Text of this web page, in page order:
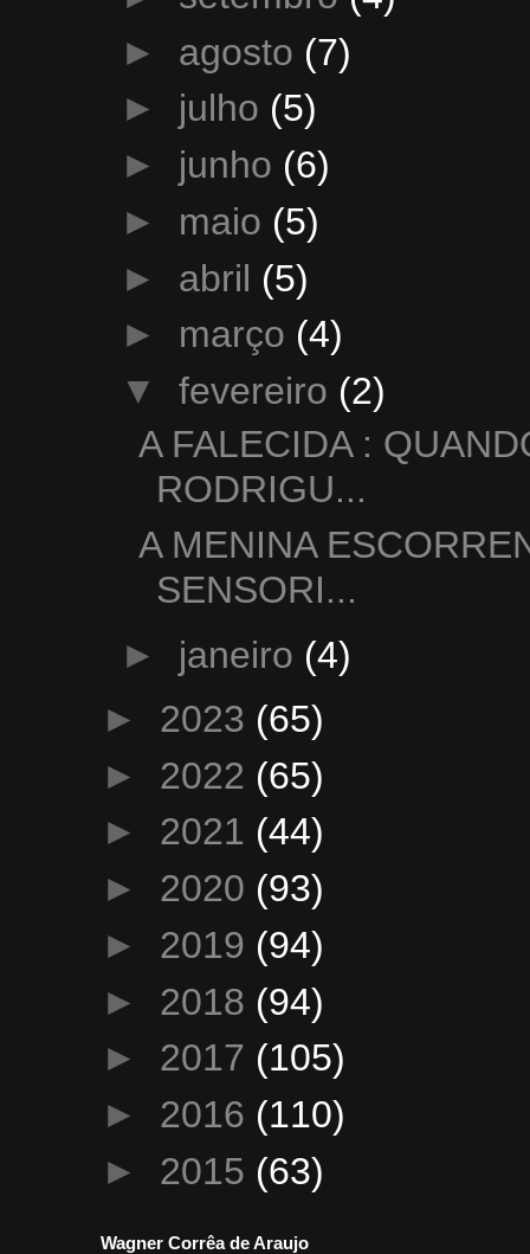
► agosto (7)
► julho (5)
► junho (6)
► maio (5)
► abril (5)
► março (4)
▼ fevereiro (2)
A FALECIDA :
RODRIGU...
A MENINA
SENSORI...
► janeiro (4)
► 2023 (65)
► 2022 (65)
► 2021 (44)
► 2020 (93)
► 2019 (94)
► 2018 (94)
► 2017 (105)
► 2016 (110)
► 2015 (63)
Wagner Corrêa de Araujo